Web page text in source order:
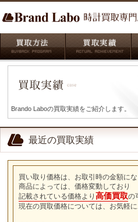
Brando Laboの買取実績をご紹介します。
最近の買取実績
買い取り価格は、お取引時の金額にな
商品によっては、価格変動しており
記載されている価格より 高価買取の
現在の買取価格については、お気軽